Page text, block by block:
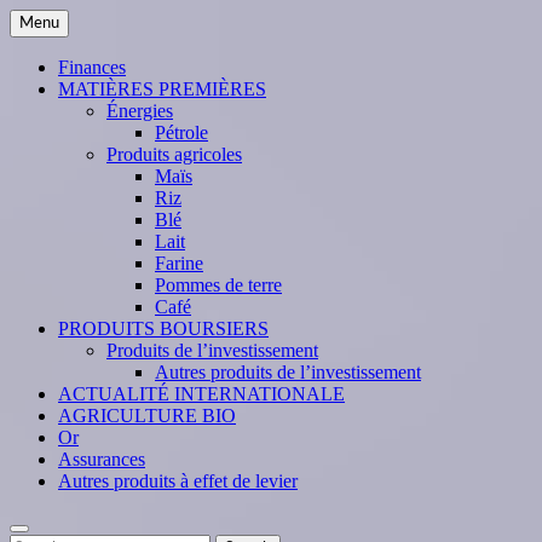
Skip
to
content
Menu
Finances
MATIÈRES PREMIÈRES
Énergies
Pétrole
Produits agricoles
Maïs
Riz
Blé
Lait
Farine
Pommes de terre
Café
PRODUITS BOURSIERS
Produits de l’investissement
Autres produits de l’investissement
ACTUALITÉ INTERNATIONALE
AGRICULTURE BIO
Or
Assurances
Autres produits à effet de levier
Search